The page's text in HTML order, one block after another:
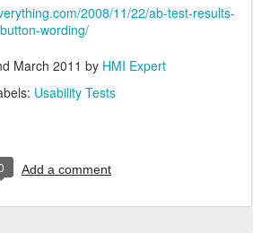
2008/11/22/ab-test-results-
wording/
March 2011 by HMI Expert
Usability Tests
Add a comment